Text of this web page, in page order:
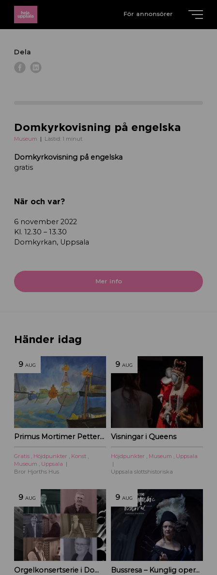
För annonsörer
Dela
Domkyrkovisning på engelska
Museum Lästid: 1 minut
Domkyrkovisning på engelska
gratis
När och var?
6 november 2022
Kl. 12.30 – 13.30
Domkyrkan, Uppsala
Mer info
Händer idag
9 AUG
Primus Mortimer Pettersson
Gratis Höjdpunkter Konst
Museum
Uppsala
Bror Hjorths Hus
9 AUG
Visningar i Queens
Höjdpunkter Museum Uppsala
Uppsala slottshistoriska
9 AUG
Orgelkonsertserie i Domkyrkan
9 AUG
Bussresa – Kunglig operakväll vid Ulriksdal 2026